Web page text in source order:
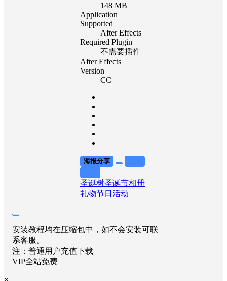
148 MB
Application
Supported
After Effects
Required Plugin
不需要插件
After Effects
Version
CC
海报分享
圣诞树圣诞节相册
礼物节日活动
安装教程均在压缩包中，如不会安装可联
系客服。
注：普通用户充值下载
VIP全站免费